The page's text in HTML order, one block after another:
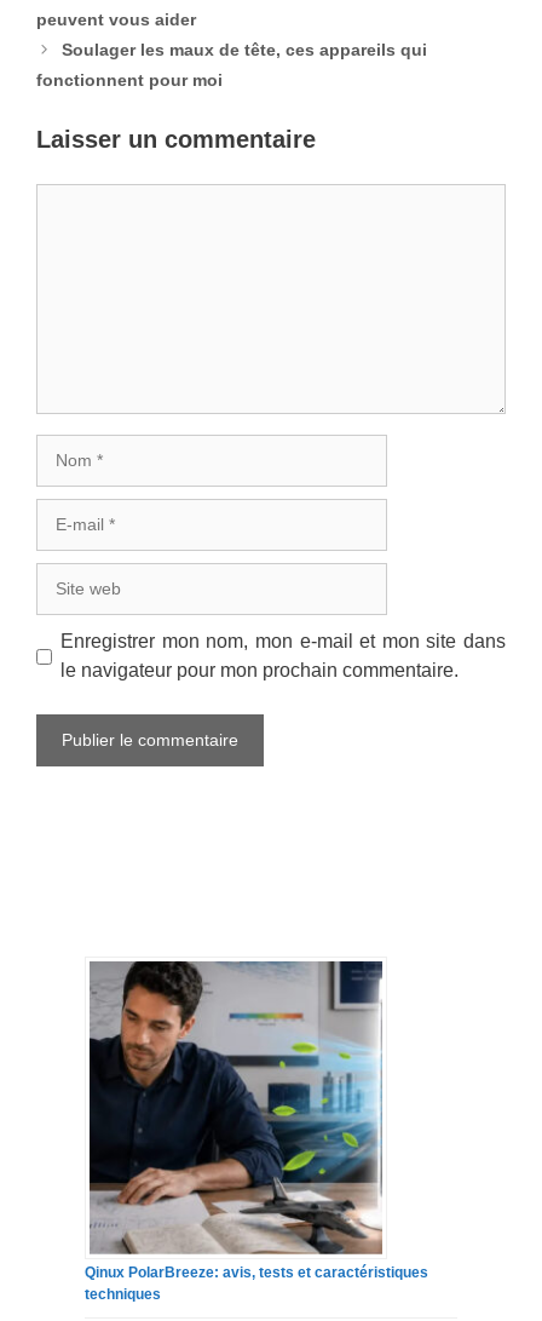
peuvent vous aider
Soulager les maux de tête, ces appareils qui
fonctionnent pour moi
Laisser un commentaire
mail
web
Enregistrer mon nom, mon e-mail et mon site dans
le navigateur pour mon prochain commentaire.
Qinux PolarBreeze: avis, tests et caractéristiques
techniques